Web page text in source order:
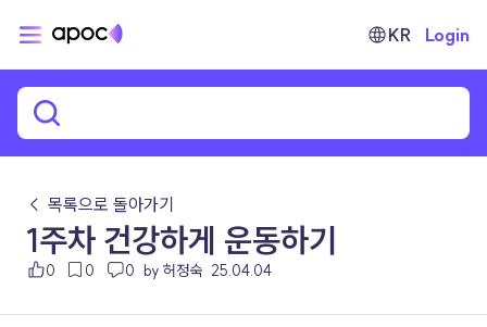
KR Login
← 목록으로 돌아가기
1주차 건강하게 운동하기
0 0 0 by 허정숙 25.04.04